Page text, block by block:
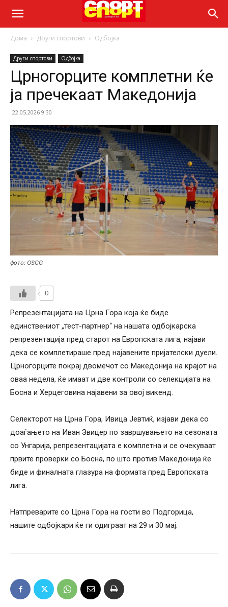
Дома Други спортови Одбојка
Други спортови Одбојка
Црногорците комплетни ќе
ја пречекаат Македонија
22.05.2026 9:30
фото: OSCG
0
Репрезентацијата на Црна Гора која ќе биде
единствениот „тест-партнер“ на нашата одбојкарска
репрезентација пред старот на Европската лига, најави
дека се комплетираше пред најавените пријателски дуели.
Црногорците покрај двомечот со Македонија на крајот на
оваа недела, ќе имаат и две контроли со селекцијата на
Босна и Херцеговина најавени за овој викенд.
Селекторот на Црна Гора, Ивица Јевтиќ, изјави дека со
доаѓањето на Иван Звицер по завршувањето на сезоната
со Унгарија, репрезентацијата е комплетна и се очекуваат
првите проверки со Босна, по што против Македонија ќе
биде и финалната глазура на формата пред Европската
лига.
Натпреварите со Црна Гора на гости во Подгорица,
нашите одбојкари ќе ги одиграат на 29 и 30 мај.